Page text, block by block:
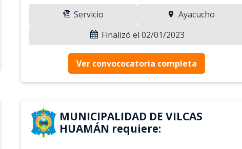
Servicio
Ayacucho
Finalizó el 02/01/2023
Ver convococatoria completa
MUNICIPALIDAD DE VILCAS
HUAMÁN requiere: